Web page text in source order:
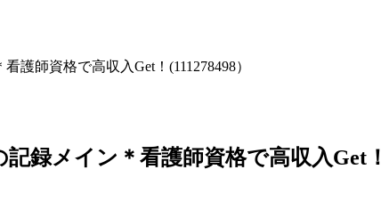
師資格で高収入Get！(111278498）
録メイン＊看護師資格で高収入Get！